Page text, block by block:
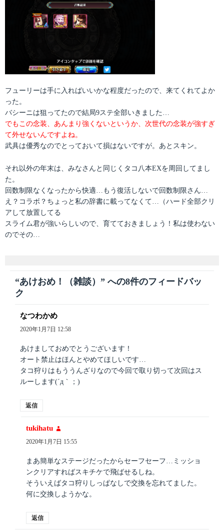
フューリーは手に入ればいいかな程度だったので、来てくれてよか
った。
バシーニは狙ってたので結局9ステ全部いきました…
でもこの念装、あんまり強くないというか、次世代の念装が強すぎ
て外せないんですよね。
武具は優秀なのでとっておいて損はないですが。あとスキン。
それ以外の年末は、みなさんと同じくタコ八本EXを周回してまし
た。
回数制限なくなったから快適…もう復活しないで回数制限さん…
え？コラボ？ちょっと私の辞書に載ってなくて…（ハード全部クリ
アして放置してる
スライム君が強いらしいので、育てておきましょう！私は使わない
のでその…
“あけおめ！（雑談）” への8件のフィードバッ
ク
なつわかめ
り:
2020年1月7日 12:58
あけましておめでとうございます！
オート禁止はほんとやめてほしいです…
タコ狩りはもううんざりなので今回で取り切って次回はス
ルーします(´д｀；)
返信
tukihatu
り:
2020年1月7日 15:55
まあ簡単なステージだったからセーフセーフ…ミッショ
ンクリアすればスキチケで飛ばせるしね。
そういえばタコ狩りしっぱなしで交換を忘れてました。
何に交換しようかな。
返信